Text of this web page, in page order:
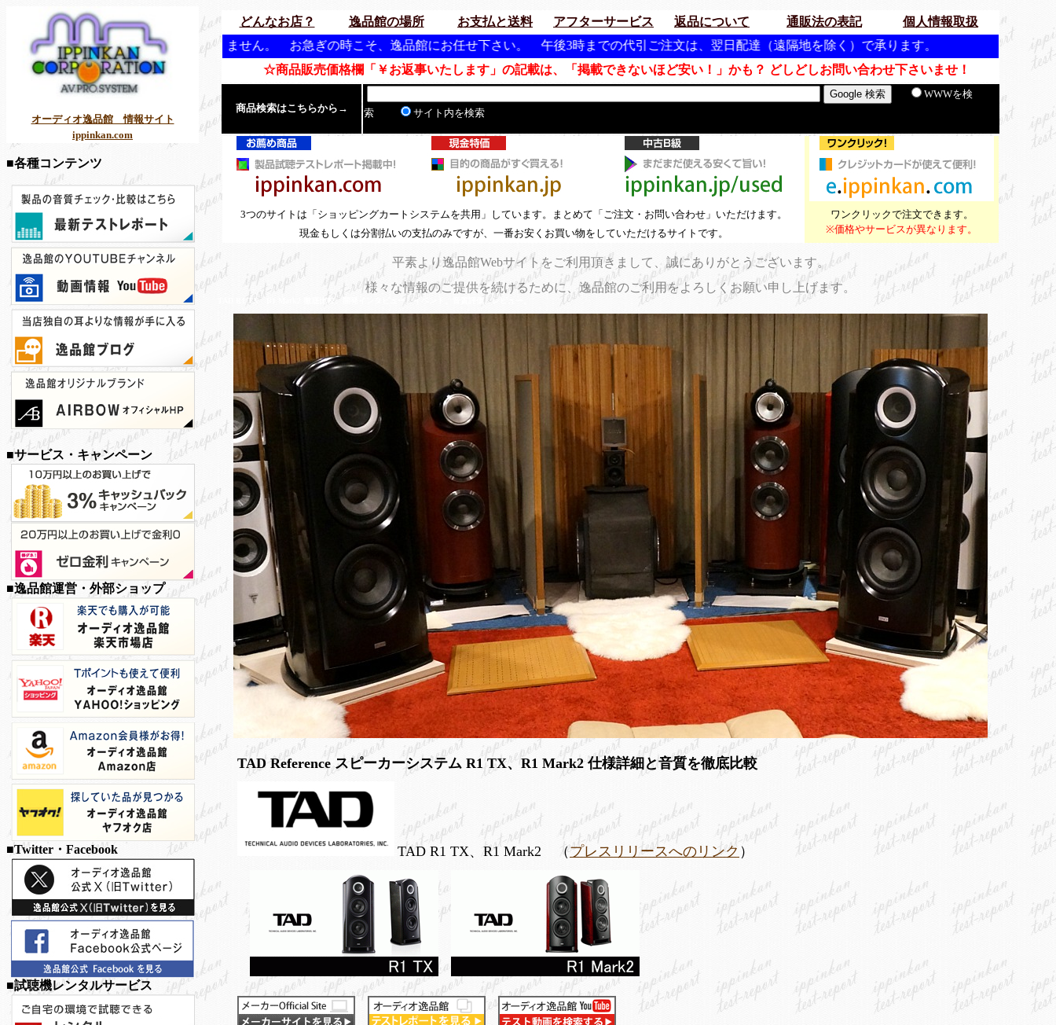
オーディオ逸品館 情報サイト
ippinkan.com
■各種コンテンツ
■サービス・キャンペーン
■逸品館運営・外部ショップ
■Twitter・Facebook
■試聴機レンタルサービス
どんなお店？ 逸品館の場所 お支払と送料 アフターサービス 返品について 通販法の表記
個人情報取扱
客様をお待たせしません。 お急ぎの時こそ、逸品館にお任せ下さい。 午後3時までの代引ご注文は、翌日配達（遠隔地を除く）で承ります。
☆商品販売価格欄「￥お返事いたします」の記載は、「掲載できないほど安い！」かも？ どしどしお問い合わせ下さいませ！
商品検索はこちらから→
WWWを検
索
サイト内を検索
3つのサイトは「ショッピングカートシステムを共用」しています。まとめて「ご注文・お問い合わせ」いただけます。
現金もしくは分割払いの支払のみですが、一番お安くお買い物をしていただけるサイトです。
ワンクリックで注文できます。
※価格やサービスが異なります。
平素より逸品館Webサイトをご利用頂きまして、誠にありがとうございます。
様々な情報のご提供を続けるために、逸品館のご利用をよろしくお願い申し上げます。
TAD R1 TX R1 Mark2 徹底比較。開発インタビュー。イベント。音質評価。レビュー。
TAD Reference スピーカーシステム R1 TX、R1 Mark2 仕様詳細と音質を徹底比較
TAD R1 TX、R1 Mark2 （プレスリリースへのリンク ）